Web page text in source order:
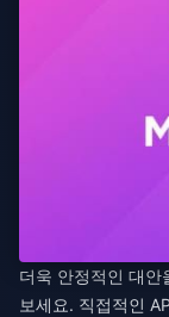
더욱 안정적인 대안
보세요. 직접적인